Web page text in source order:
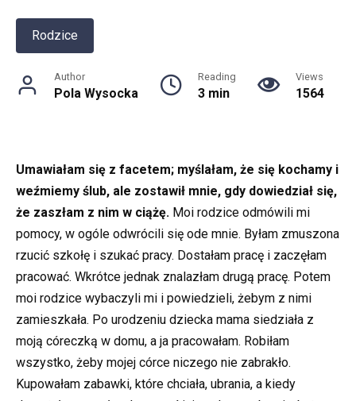
Rodzice
Author
Pola Wysocka
Reading
3 min
Views
1564
Umawiałam się z facetem; myślałam, że się kochamy i
weźmiemy ślub, ale zostawił mnie, gdy dowiedział się,
że zaszłam z nim w ciążę. Moi rodzice odmówili mi
pomocy, w ogóle odwrócili się ode mnie. Byłam zmuszona
rzucić szkołę i szukać pracy. Dostałam pracę i zaczęłam
pracować. Wkrótce jednak znalazłam drugą pracę. Potem
moi rodzice wybaczyli mi i powiedzieli, żebym z nimi
zamieszkała. Po urodzeniu dziecka mama siedziała z
moją córeczką w domu, a ja pracowałam. Robiłam
wszystko, żeby mojej córce niczego nie zabrakło.
Kupowałam zabawki, które chciała, ubrania, a kiedy